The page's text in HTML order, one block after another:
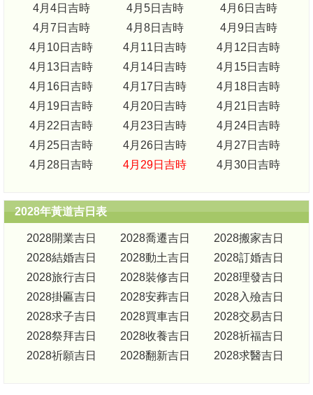
4月4日吉時
4月5日吉時
4月6日吉時
4月7日吉時
4月8日吉時
4月9日吉時
4月10日吉時
4月11日吉時
4月12日吉時
4月13日吉時
4月14日吉時
4月15日吉時
4月16日吉時
4月17日吉時
4月18日吉時
4月19日吉時
4月20日吉時
4月21日吉時
4月22日吉時
4月23日吉時
4月24日吉時
4月25日吉時
4月26日吉時
4月27日吉時
4月28日吉時
4月29日吉時 4月30日吉時
2028年黃道吉日表
2028開業吉日 2028喬遷吉日
2028搬家吉日
2028結婚吉日
2028動土吉日
2028訂婚吉日
2028旅行吉日
2028裝修吉日
2028理發吉日
2028掛匾吉日
2028安葬吉日
2028入殮吉日
2028求子吉日
2028買車吉日
2028交易吉日
2028祭拜吉日
2028收養吉日
2028祈福吉日
2028祈願吉日
2028翻新吉日 2028求醫吉日